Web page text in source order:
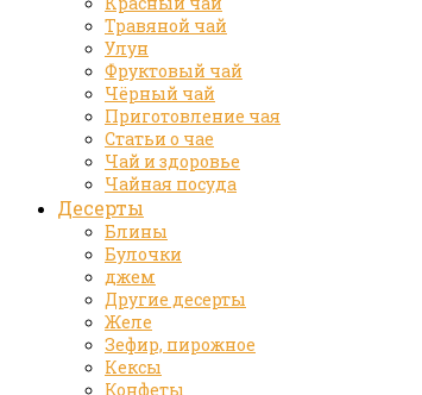
Травяной чай
Улун
Фруктовый чай
Чёрный чай
Приготовление чая
Статьи о чае
Чай и здоровье
Чайная посуда
Десерты
Блины
Булочки
джем
Другие десерты
Желе
Зефир, пирожное
Кексы
Конфеты